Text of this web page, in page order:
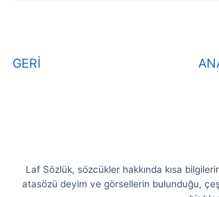
GERİ
Laf Sözlük, sözcükler hakkında kısa
atasözü deyim ve görsellerin bulunduğu,